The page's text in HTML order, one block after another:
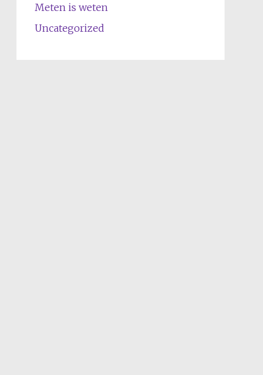
Meten is weten
Uncategorized